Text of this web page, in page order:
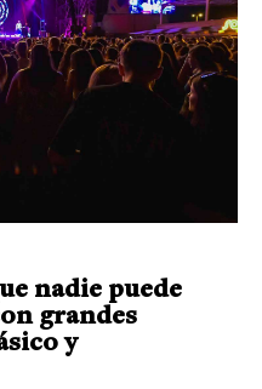
nadie puede
grandes
y